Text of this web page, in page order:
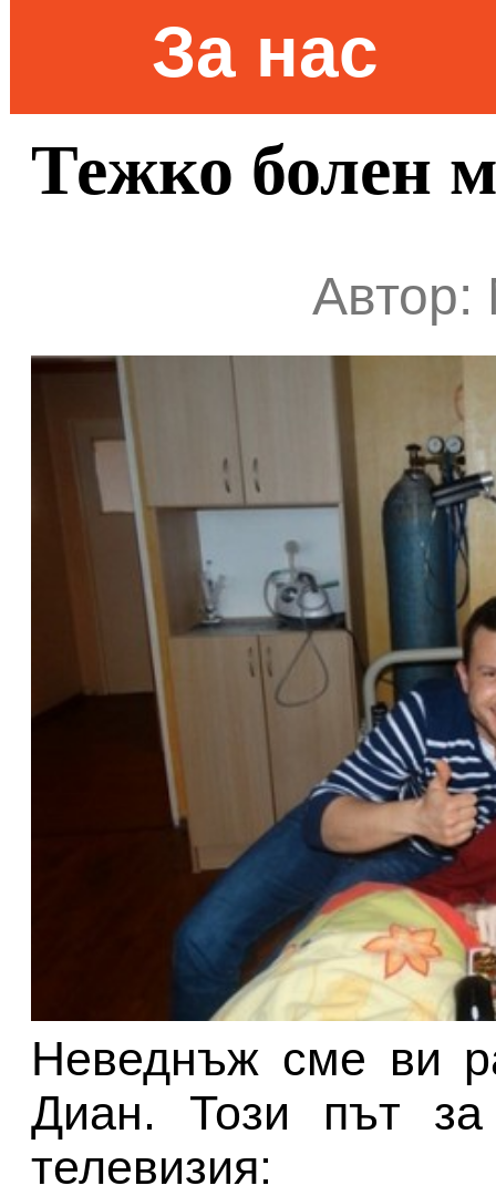
За нас
Тежко болен
Автор:
Неведнъж сме ви
Диан. Този път
телевизия: